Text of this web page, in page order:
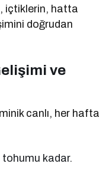
içtiklerin, hatta
doğrudan
ve
canlı, her hafta
kadar.